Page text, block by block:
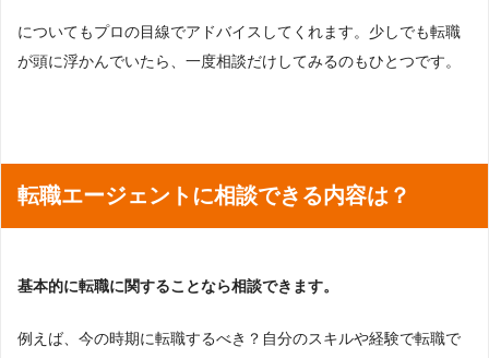
についてもプロの目線でアドバイスしてくれます。少しでも転職
が頭に浮かんでいたら、一度相談だけしてみるのもひとつです。
転職エージェントに相談できる内容は？
基本的に転職に関することなら相談できます。
例えば、今の時期に転職するべき？自分のスキルや経験で転職で